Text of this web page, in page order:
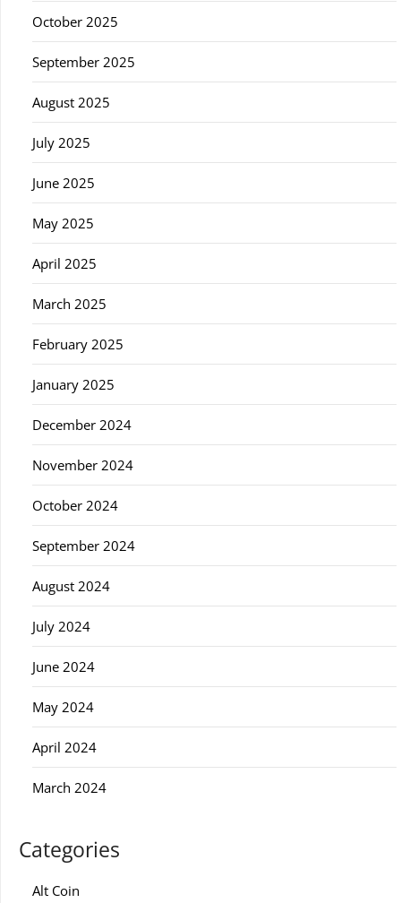
October 2025
September 2025
August 2025
July 2025
June 2025
May 2025
April 2025
March 2025
February 2025
January 2025
December 2024
November 2024
October 2024
September 2024
August 2024
July 2024
June 2024
May 2024
April 2024
March 2024
Categories
Alt Coin